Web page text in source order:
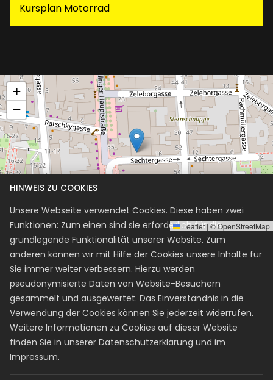
Kursplan Motorrad(aktiv)
+
−
Leaflet |©OpenStreetMap
Kurse
+4318900876
info@fahrschule-rainerbm.at
Finde uns auf Facebook
HTL Mödling-Login
HINWEIS ZU COOKIES
Unsere Webseite verwendet Cookies. Diese haben zwei
Funktionen: Zum einen sind sie erforderlich für die
grundlegende Funktionalität unserer Website. Zum
anderen können wir mit Hilfe der Cookies unsere Inhalte für
Sie immer weiter verbessern. Hierzu werden
pseudonymisierte Daten von Website-Besuchern
gesammelt und ausgewertet. Das Einverständnis in die
Verwendung der Cookies können Sie jederzeit widerrufen.
Weitere Informationen zu Cookies auf dieser Website
finden Sie in unserer Datenschutzerklärung und im
Impressum.